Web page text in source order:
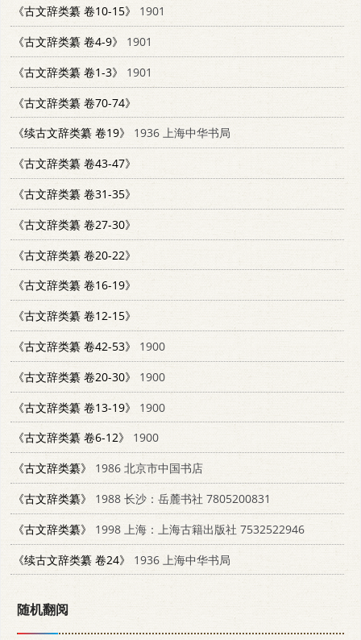
《古文辞类纂 卷10-15》
1901
《古文辞类纂 卷4-9》
1901
《古文辞类纂 卷1-3》
1901
《古文辞类纂 卷70-74》
《续古文辞类纂 卷19》
1936 上海中华书局
《古文辞类纂 卷43-47》
《古文辞类纂 卷31-35》
《古文辞类纂 卷27-30》
《古文辞类纂 卷20-22》
《古文辞类纂 卷16-19》
《古文辞类纂 卷12-15》
《古文辞类纂 卷42-53》
1900
《古文辞类纂 卷20-30》
1900
《古文辞类纂 卷13-19》
1900
《古文辞类纂 卷6-12》
1900
《古文辞类纂》
1986 北京市中国书店
《古文辞类纂》
1988 长沙：岳麓书社 7805200831
《古文辞类纂》
1998 上海：上海古籍出版社 7532522946
《续古文辞类纂 卷24》
1936 上海中华书局
随机翻阅